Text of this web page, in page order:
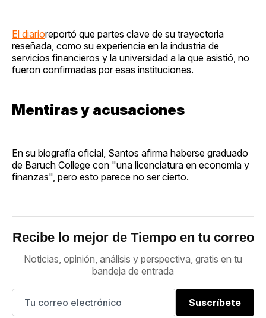
El diarioreportó que partes clave de su trayectoria
reseñada, como su experiencia en la industria de
servicios financieros y la universidad a la que asistió, no
fueron confirmadas por esas instituciones.
Mentiras y acusaciones
En su biografía oficial, Santos afirma haberse graduado
de Baruch College con "una licenciatura en economía y
finanzas", pero esto parece no ser cierto.
Recibe lo mejor de Tiempo en tu correo
Noticias, opinión, análisis y perspectiva, gratis en tu
bandeja de entrada
Suscríbete